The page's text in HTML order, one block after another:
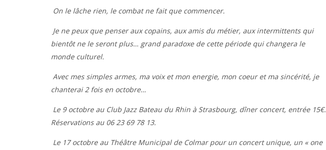
On le lâche rien, le combat ne fait que commencer.
Je ne peux que penser aux copains, aux amis du métier, aux intermittents qui
bientôt ne le seront plus… grand paradoxe de cette période qui changera le
monde culturel.
Avec mes simples armes, ma voix et mon energie, mon coeur et ma sincérité, je
chanterai 2 fois en octobre…
Le 9 octobre au Club JazzBateau du Rhin à Strasbourg, dîner concert, entrée 15€.
Réservations au 06 23 69 78 13.
Le 17 octobre au Théâtre Municipal de Colmar pour un concert unique, un « one